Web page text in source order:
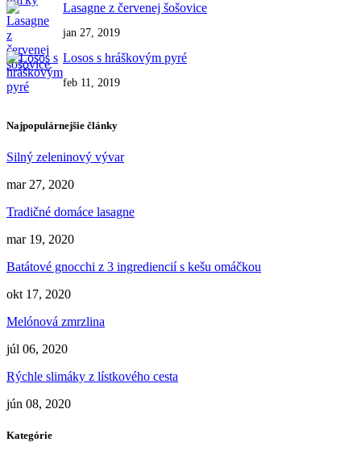
Lasagne z červenej šošovice
jan 27, 2019
Losos s hráškovým pyré
feb 11, 2019
Najpopulárnejšie články
Silný zeleninový vývar
mar 27, 2020
Tradičné domáce lasagne
mar 19, 2020
Batátové gnocchi z 3 ingrediencií s kešu omáčkou
okt 17, 2020
Melónová zmrzlina
júl 06, 2020
Rýchle slimáky z lístkového cesta
jún 08, 2020
Kategórie